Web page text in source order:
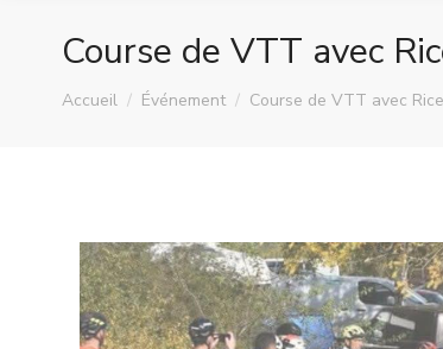
Course de VTT avec
Vous êtes ici :
Accueil Événement Course de VTT avec